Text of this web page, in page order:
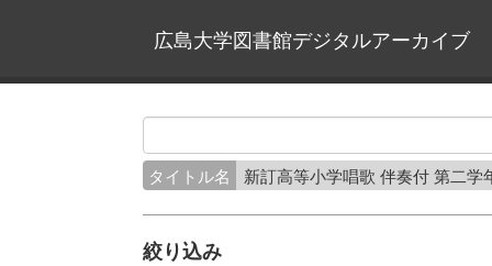
広島大学図書館デジタルアーカイブ
タイトル名 新訂高等小学唱歌 伴奏付 第二学
絞り込み